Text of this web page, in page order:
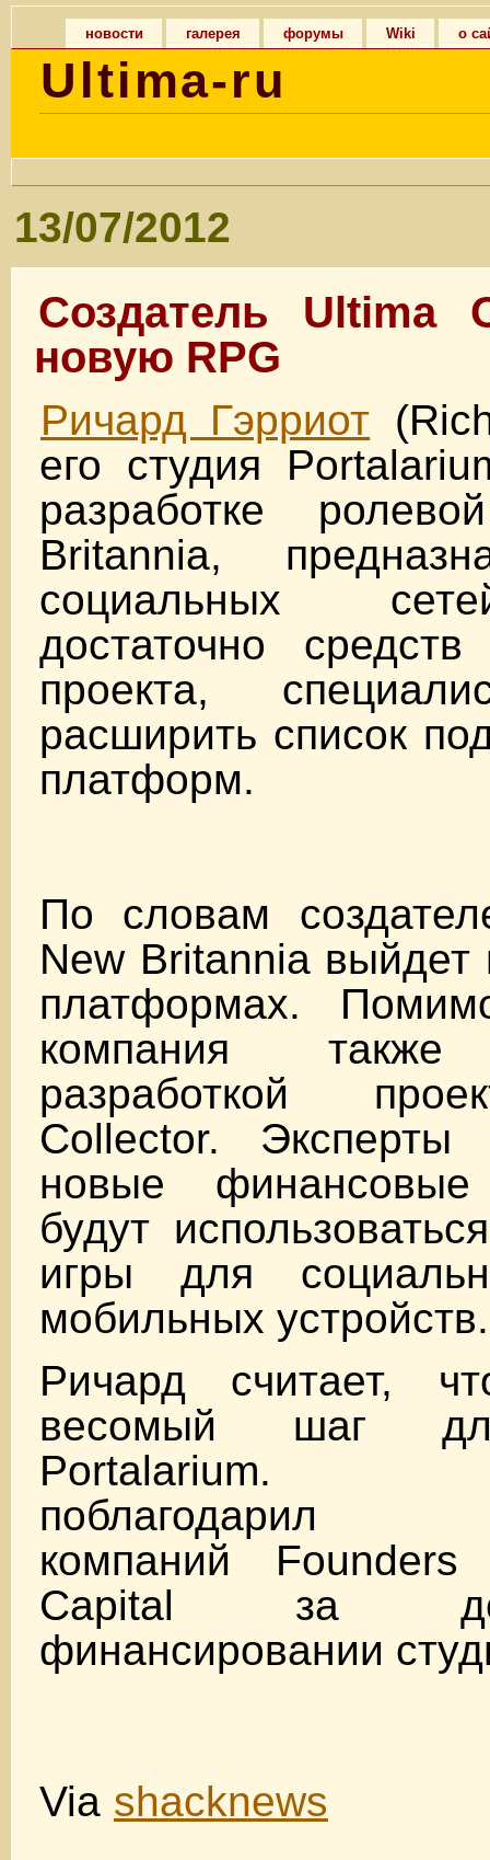
новости галерея форумы Wiki о
Ultima-ru
13/07/2012
Создатель Ultima
новую RPG
Ричард Гэрриот
его студия
разработке
Britannia,
социальных
достаточно
проекта,
расширить список
платформ.
По словам
New Britannia
платформах.
компания также
разработкой
Collector. Эксперты
новые финансовые
будут
игры для
мобильных устройств.
Ричард считает,
весомый шаг
Portalarium.
поблагодарил
компаний
Capital за
финансировании
Via shacknews